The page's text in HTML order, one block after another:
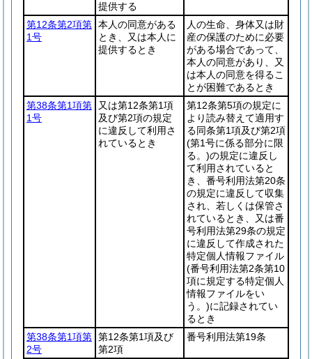
提供する
第12条第2項第
1号
本人の同意がある
とき、又は本人に
提供するとき
人の生命、身体又は財
産の保護のために必要
がある場合であって、
本人の同意があり、又
は本人の同意を得るこ
とが困難であるとき
第38条第1項第
1号
又は第12条第1項
及び第2項の規定
に違反して利用さ
れているとき
第12条第5項の規定に
より読み替えて適用す
る同条第1項及び第2項
(第1号に係る部分に限
る。)の規定に違反し
て利用されていると
き、番号利用法第20条
の規定に違反して収集
され、若しくは保管さ
れているとき、又は番
号利用法第29条の規定
に違反して作成された
特定個人情報ファイル
(番号利用法第2条第10
項に規定する特定個人
情報ファイルをい
う。)に記録されてい
るとき
第38条第1項第
2号
第12条第1項及び
第2項
番号利用法第19条